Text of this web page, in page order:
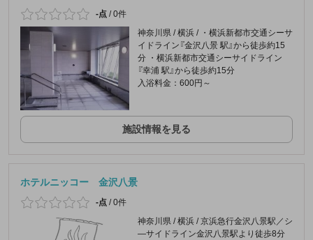
-点 /0件
神奈川県 / 横浜 / ・横浜新都市交通シーサ
イドライン『金沢八景 駅』から徒歩約15
分 ・横浜新都市交通シーサイドライン
『幸浦 駅』から徒歩約15分
入浴料金：600円～
施設情報を見る
ホテルニッコー 金沢八景
-点 /0件
神奈川県 / 横浜 / 京浜急行金沢八景駅／シ
―サイドライン金沢八景駅より徒歩8分